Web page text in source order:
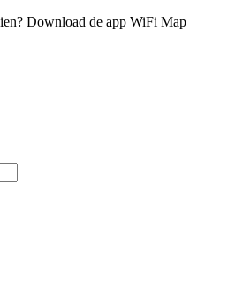
Download de app WiFi Map